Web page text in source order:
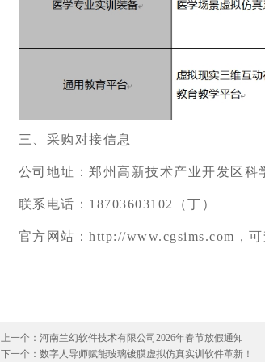
三、 采购对接信息
公司地址：郑州高新技术产业开发区科
联系电话： 18703603102 （丁）
官方网站：http://www.cgsims.com ，
上一个： 河南兰幻软件技术有限公司2026年春节放假通知
下一个： 数字人导师赋能玻璃镀膜虚拟仿真实训软件革新！